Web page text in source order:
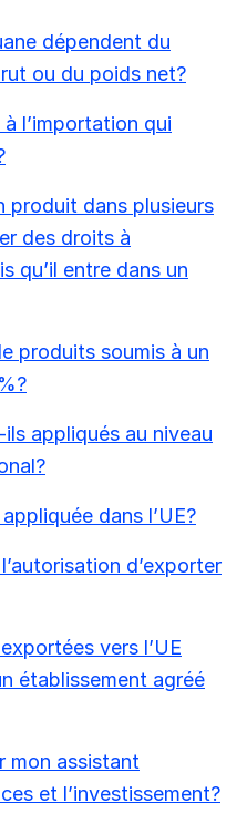
dépendent du
ou du poids net?
l’importation qui
produit dans plusieurs
des droits à
qu’il entre dans un
produits soumis à un
appliqués au niveau
dans l’UE?
d’exporter
vers l’UE
établissement agréé
mon assistant
et l’investissement?